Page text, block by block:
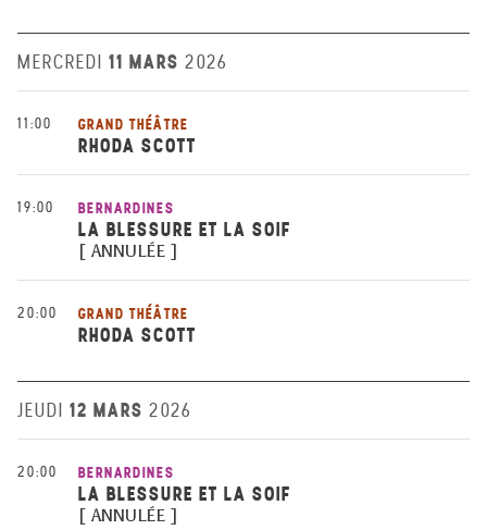
MERCREDI 11 MARS 2026
11:00 GRAND THÉÂTRE
RHODA SCOTT
19:00 BERNARDINES
LA BLESSURE ET LA SOIF
[ ANNULÉE ]
20:00 GRAND THÉÂTRE
RHODA SCOTT
JEUDI 12 MARS 2026
20:00 BERNARDINES
LA BLESSURE ET LA SOIF
[ ANNULÉE ]